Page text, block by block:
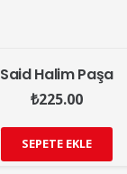
Said Halim Paşa
₺225.00
SEPETE EKLE